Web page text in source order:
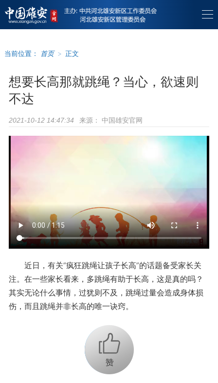
当前位置： 首页 > 正文
想要长高那就跳绳？当心，欲速则
不达
2021-10-12 14:47:34 来源： 中国雄安官网
近日，有关“疯狂跳绳让孩子长高”的话题备受家长关
注。在一些家长看来，多跳绳有助于长高，这是真的吗？
其实无论什么事情，过犹则不及，跳绳过量会造成身体损
伤，而且跳绳并非长高的唯一诀窍。
+1